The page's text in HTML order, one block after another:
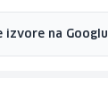
izvore na Googlu